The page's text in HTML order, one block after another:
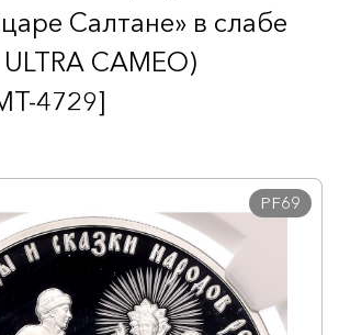
Салтане» в слабе
CAMEO)
4729]
PF69